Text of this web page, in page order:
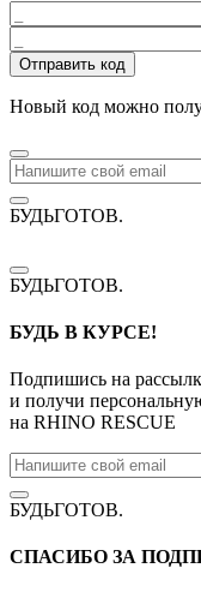
Отправить код
Новый код можно
БУДЬГОТОВ.
БУДЬГОТОВ.
БУДЬ В КУРСЕ!
Подпишись на
и получи
на RHINO RESCUE
БУДЬГОТОВ.
СПАСИБО ЗА